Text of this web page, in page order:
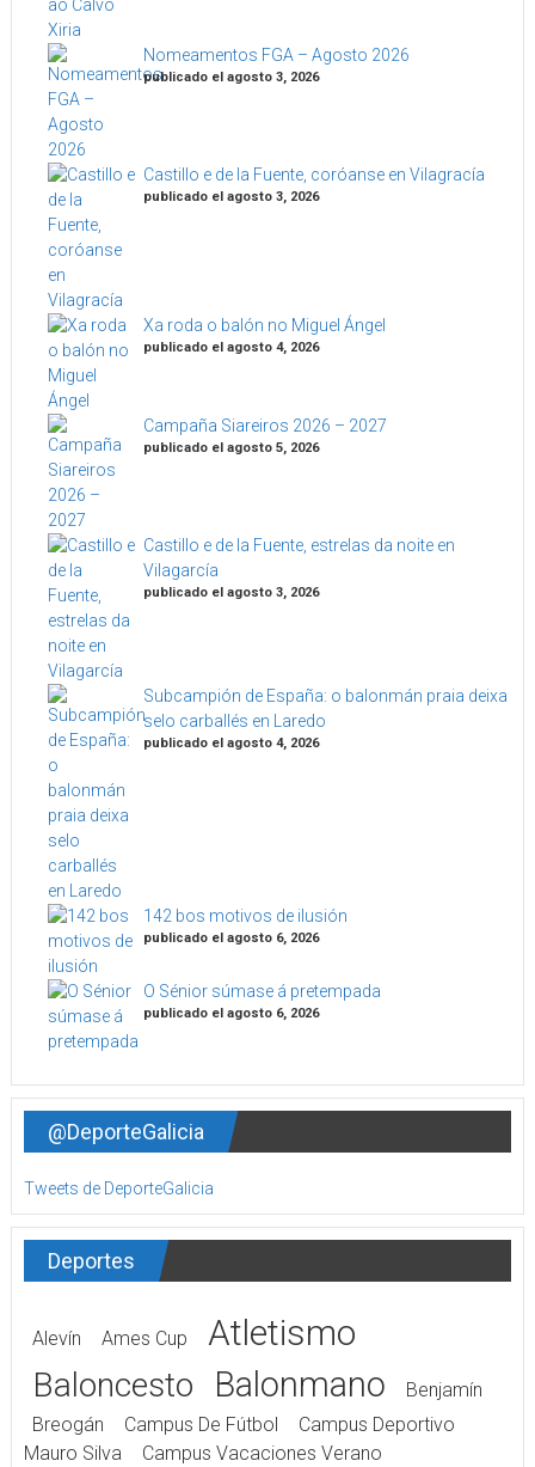
Nomeamentos FGA – Agosto 2026
publicado el agosto 3, 2026
Castillo e de la Fuente, coróanse en Vilagracía
publicado el agosto 3, 2026
Xa roda o balón no Miguel Ángel
publicado el agosto 4, 2026
Campaña Siareiros 2026 – 2027
publicado el agosto 5, 2026
Castillo e de la Fuente, estrelas da noite en
Vilagarcía
publicado el agosto 3, 2026
Subcampión de España: o balonmán praia deixa
selo carballés en Laredo
publicado el agosto 4, 2026
142 bos motivos de ilusión
publicado el agosto 6, 2026
O Sénior súmase á pretempada
publicado el agosto 6, 2026
@DeporteGalicia
Tweets de DeporteGalicia
Deportes
Alevín Ames Cup Atletismo
Baloncesto Balonmano
Benjamín
Breogán
Campus De Fútbol
Campus Deportivo
Mauro Silva
Campus Vacaciones Verano